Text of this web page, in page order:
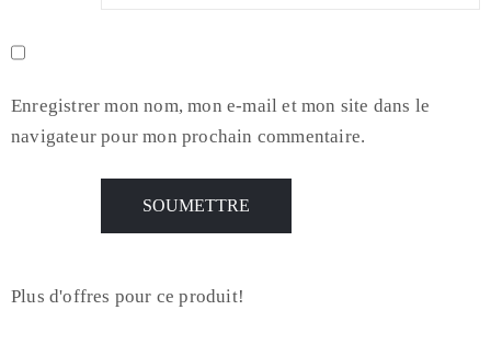
Enregistrer mon nom, mon e-mail et mon site dans le
navigateur pour mon prochain commentaire.
Plus d'offres pour ce produit!